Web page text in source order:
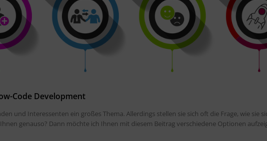
Code Development
und Interessenten ein großes Thema. Allerdings stellen sie sich oft die Frage, wie sie
genauso? Dann möchte ich Ihnen mit diesem Beitrag verschiedene Optionen